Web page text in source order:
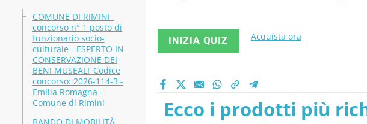
COMUNE DI RIMINI_
concorso n° 1 posto di
funzionario socio-
culturale - ESPERTO IN
CONSERVAZIONE DEI
BENI MUSEALI_Codice
concorso: 2026-114-3 -
Emilia Romagna -
Comune di Rimini
INIZIA QUIZ Acquista ora
Ecco i prodotti più